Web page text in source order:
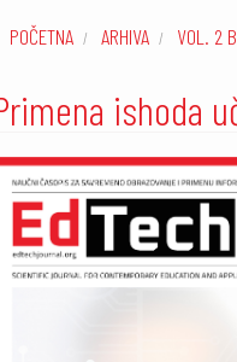
POČETNA ARHIVA VOL. 2
ishoda